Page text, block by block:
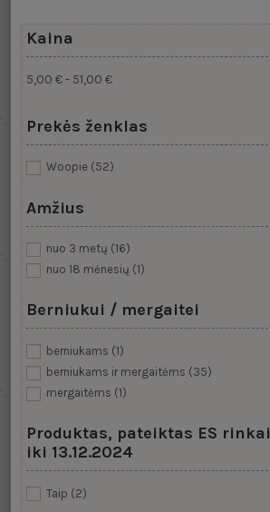
Kaina
5,00 € - 51,00 €
Prekės ženklas
Woopie (52)
Amžius
nuo 3 metų (16)
nuo 18 mėnesių (1)
Berniukui / mergaitei
berniukams (1)
berniukams ir mergaitėms (35)
mergaitėms (1)
Produktas, pateiktas ES rinkai
iki 13.12.2024
Taip (2)